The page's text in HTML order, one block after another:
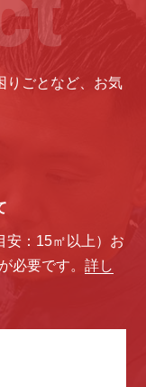
ごとなど、 お気
安：15㎡以上）お
必要です。詳し